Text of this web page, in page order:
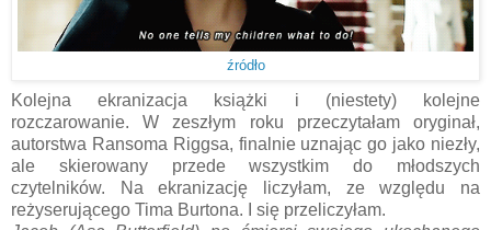
źródło
Kolejna ekranizacja książki i (niestety) kolejne
rozczarowanie. W zeszłym roku przeczytałam oryginał,
autorstwa Ransoma Riggsa, finalnie uznając go jako niezły,
ale skierowany przede wszystkim do młodszych
czytelników. Na ekranizację liczyłam, ze względu na
reżyserującego Tima Burtona. I się przeliczyłam.